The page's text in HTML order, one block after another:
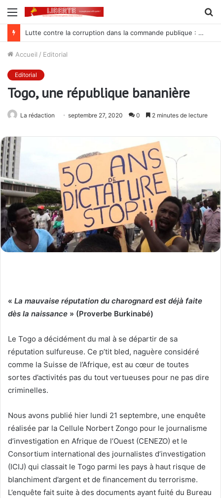
Menu
Lutte contre la corruption dans la commande publique : Qu’est-ce qui explique le silence du parquet général sur les dossiers de l’ARCOP?
Accueil / Editorial
Editorial
Togo, une république bananière
La rédaction septembre 27, 2020 0 2 minutes de lecture
« La mauvaise réputation du charognard est déjà faite
dès la naissance » (Proverbe Burkinabé)
Le Togo a décidément du mal à se départir de sa
réputation sulfureuse. Ce p’tit bled, naguère considéré
comme la Suisse de l’Afrique, est au cœur de toutes
sortes d’activités pas du tout vertueuses pour ne pas dire
criminelles.
Nous avons publié hier lundi 21 septembre, une enquête
réalisée par la Cellule Norbert Zongo pour le journalisme
d’investigation en Afrique de l’Ouest (CENEZO) et le
Consortium international des journalistes d’investigation
(ICIJ) qui classait le Togo parmi les pays à haut risque de
blanchiment d’argent et de financement du terrorisme.
L’enquête fait suite à des documents ayant fuité du Bureau